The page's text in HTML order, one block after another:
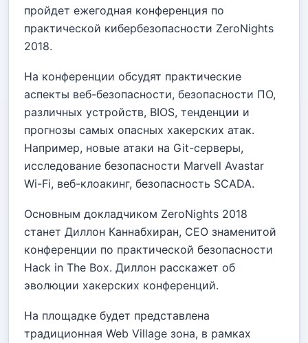
пройдет ежегодная конференция по
практической кибербезопасности ZeroNights
2018.
На конференции обсудят практические
аспекты веб-безопасности, безопасности ПО,
различных устройств, BIOS, тенденции и
прогнозы самых опасных хакерских атак.
Например, новые атаки на Git-серверы,
исследование безопасности Marvell Avastar
Wi-Fi, веб-клоакинг, безопасность SCADA.
Основным докладчиком ZeroNights 2018
станет Диллон Каннабхиран, CEO знаменитой
конференции по практической безопасности
Hack in The Box. Диллон расскажет об
эволюции хакерских конференций.
На площадке будет представлена
традиционная Web Village зона, в рамках